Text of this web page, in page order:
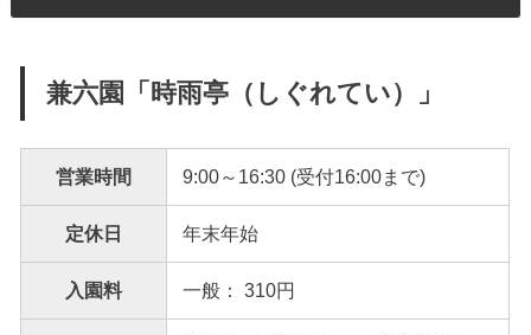
兼六園「時雨亭（しぐれてい）」
営業時間 9:00～16:30 (受付16:00まで)
定休日 年末年始
入園料 一般： 310円